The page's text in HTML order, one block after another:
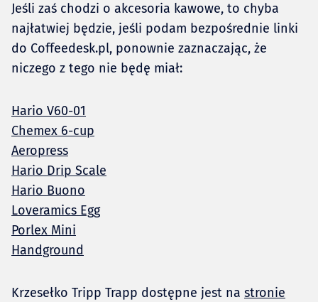
Jeśli zaś chodzi o akcesoria kawowe, to chyba
najłatwiej będzie, jeśli podam bezpośrednie linki
do Coffeedesk.pl, ponownie zaznaczając, że
niczego z tego nie będę miał:
Hario V60-01
Chemex 6-cup
Aeropress
Hario Drip Scale
Hario Buono
Loveramics Egg
Porlex Mini
Handground
Krzesełko Tripp Trapp dostępne jest na stronie